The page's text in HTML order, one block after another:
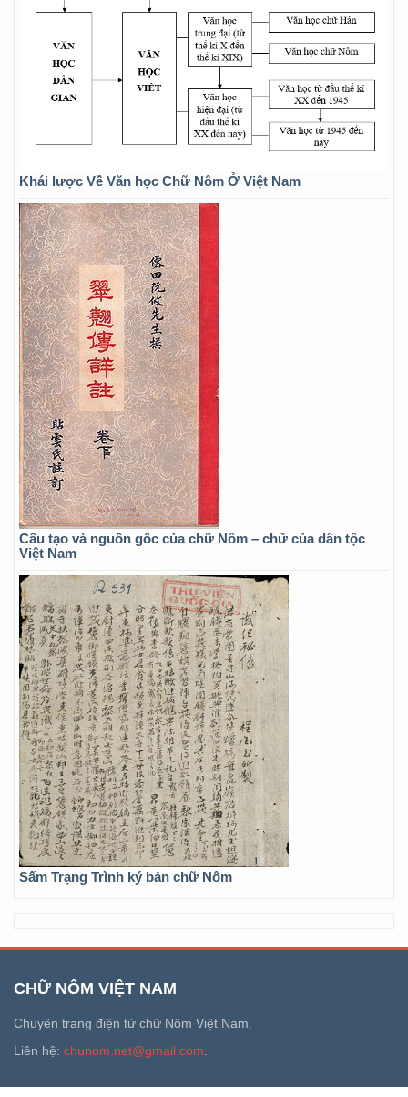
Khái lược Về Văn học Chữ Nôm Ở Việt Nam
Cấu tạo và nguồn gốc của chữ Nôm – chữ của dân tộc
Việt Nam
Sấm Trạng Trình ký bản chữ Nôm
CHỮ NÔM VIỆT NAM
Chuyên trang điện tử chữ Nôm Việt Nam.
Liên hệ: chunom.net@gmail.com